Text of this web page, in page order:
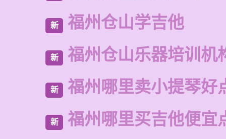
新 福州仓山学吉他
新 福州仓山乐器培训机
新 福州哪里卖小提琴好
新 福州哪里买吉他便宜